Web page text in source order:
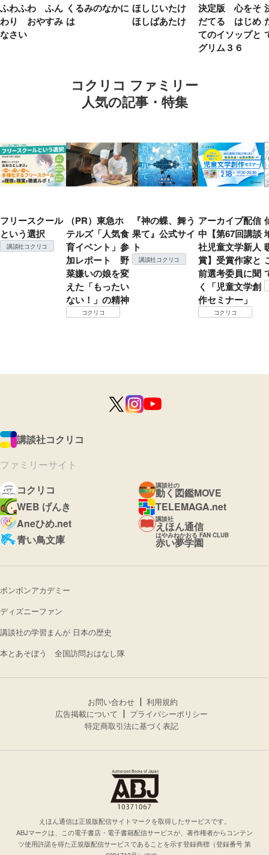
ふわふわ ふん
わり おやすみ
なさい
くるみのなかに
は
ほしじいたけ
ほしばあたけ
決定版 心をそ
だてる はじめ
てのイソップと
グリム３６
コクリコ ファミリー
人気の記事・特集
フリースクール
という選択
講談社コクリコ
（PR）東急ホ
テルズ「人気食
育イベント」参
加レポート 野
菜嫌いの娘を変
えた「もったい
ない！」の精神
コクリコ
『神の蝶、舞う
果て』公式サイ
ト
講談社コクリコ
アーカイブ配信
中【第67回講談
社児童文学新人
賞】受賞作家と
前選考委員に聞
く「児童文学創
作セミナー」
コクリコ
講談社コクリコ
ファミリーサイト
コクリコ
講談社の
動く図鑑MOVE
WEB げんき
TELEMAGA.net
Aneひめ.net
講談社
えほん通信
青い鳥文庫
はやみねかおる FAN CLUB
赤い夢学園
ボンボンアカデミー
ディズニーファン
講談社の学習まんが 日本の歴史
本とあそぼう 全国訪問おはなし隊
お問い合わせ
利用規約
広告掲載について
プライバシーポリシー
特定商取引法に基づく表記
えほん通信は正規版配信サイトマークを取得したサービスです。
ABJマークは、この電子書店・電子書籍配信サービスが、著作権者からコンテン
ツ使用許諾を得た正規版配信サービスであることを示す登録商標（登録番号 第